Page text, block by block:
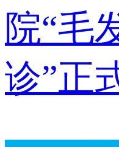
院“毛
诊”正